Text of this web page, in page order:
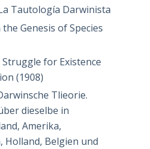
Tautología Darwinista
Genesis of Species
for Existence
(1908)
Tlieorie.
dieselbe in
Amerika,
Holland, Belgien und